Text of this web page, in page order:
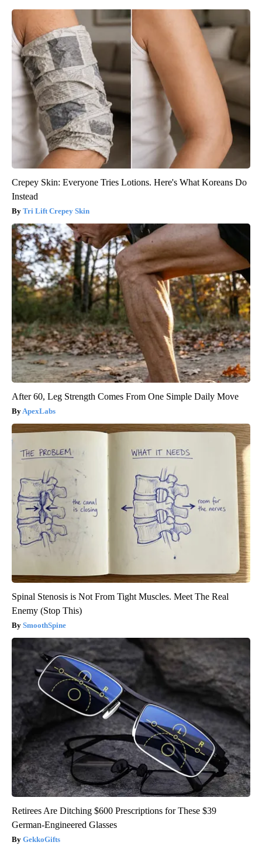
Crepey Skin: Everyone Tries Lotions. Here's What Koreans Do
Instead
Tri Lift Crepey Skin
After 60, Leg Strength Comes From One Simple Daily Move
ApexLabs
Spinal Stenosis is Not From Tight Muscles. Meet The Real
Enemy (Stop This)
SmoothSpine
Retirees Are Ditching $600 Prescriptions for These $39
German-Engineered Glasses
GekkoGifts